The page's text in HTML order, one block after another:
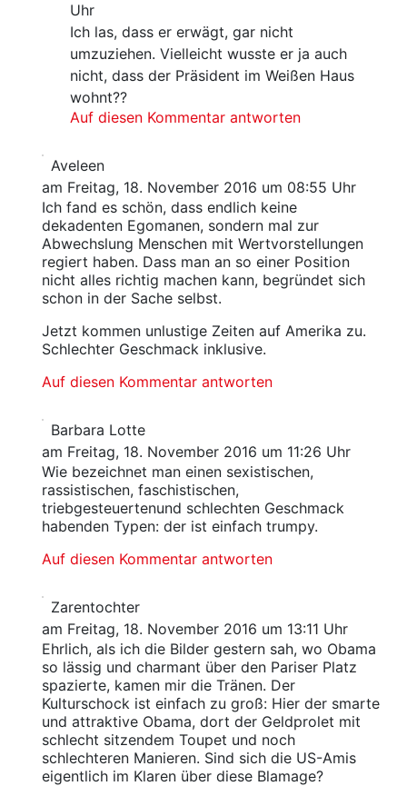
Uhr
Ich las, dass er erwägt, gar nicht
umzuziehen. Vielleicht wusste er ja auch
nicht, dass der Präsident im Weißen Haus
wohnt??
Auf diesen Kommentar antworten
Aveleen
am Freitag, 18. November 2016 um 08:55 Uhr
Ich fand es schön, dass endlich keine
dekadenten Egomanen, sondern mal zur
Abwechslung Menschen mit Wertvorstellungen
regiert haben. Dass man an so einer Position
nicht alles richtig machen kann, begründet sich
schon in der Sache selbst.
Jetzt kommen unlustige Zeiten auf Amerika zu.
Schlechter Geschmack inklusive.
Auf diesen Kommentar antworten
Barbara Lotte
am Freitag, 18. November 2016 um 11:26 Uhr
Wie bezeichnet man einen sexistischen,
rassistischen, faschistischen,
triebgesteuertenund schlechten Geschmack
habenden Typen: der ist einfach trumpy.
Auf diesen Kommentar antworten
Zarentochter
am Freitag, 18. November 2016 um 13:11 Uhr
Ehrlich, als ich die Bilder gestern sah, wo Obama
so lässig und charmant über den Pariser Platz
spazierte, kamen mir die Tränen. Der
Kulturschock ist einfach zu groß: Hier der smarte
und attraktive Obama, dort der Geldprolet mit
schlecht sitzendem Toupet und noch
schlechteren Manieren. Sind sich die US-Amis
eigentlich im Klaren über diese Blamage?